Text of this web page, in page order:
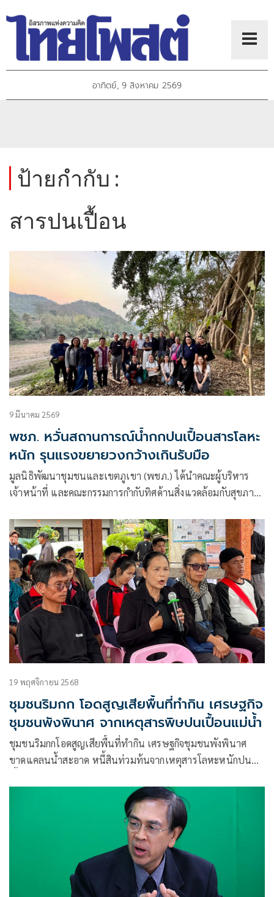
อาทิตย์, 9 สิงหาคม 2569
ป้ายกำกับ :
สารปนเปื้อน
9 มีนาคม 2569
พชภ. หวั่นสถานการณ์น้ำกกปนเปื้อนสารโลหะ
หนัก รุนแรงขยายวงกว้างเกินรับมือ
มูลนิธิพัฒนาชุมชนและเขตภูเขา (พชภ.) ได้นำคณะผู้บริหาร
เจ้าหน้าที่ และคณะกรรมการกำกับทิศด้านสิ่งแวดล้อมกับสุขภาพ
จำนวน 18 คน ลงพื้นที่หมู่บ้านแควัวดำ ต.แม่ยาว อ.เมือง
จ.เชียงราย ซึ่งเป็นชุมชนริมแม่น้ำกกที่กำลังเผชิญสถาน
19 พฤศจิกายน 2568
ชุมชนริมกก โอดสูญเสียพื้นที่ทำกิน เศรษฐกิจ
ชุมชนพังพินาศ จากเหตุสารพิษปนเปื้อนแม่น้ำ
ชุมชนริมกกโอดสูญเสียพื้นที่ทำกิน เศรษฐกิจชุมชนพังพินาศ
ขาดแคลนน้ำสะอาด หนี้สินท่วมท้นจากเหตุสารโลหะหนักปน